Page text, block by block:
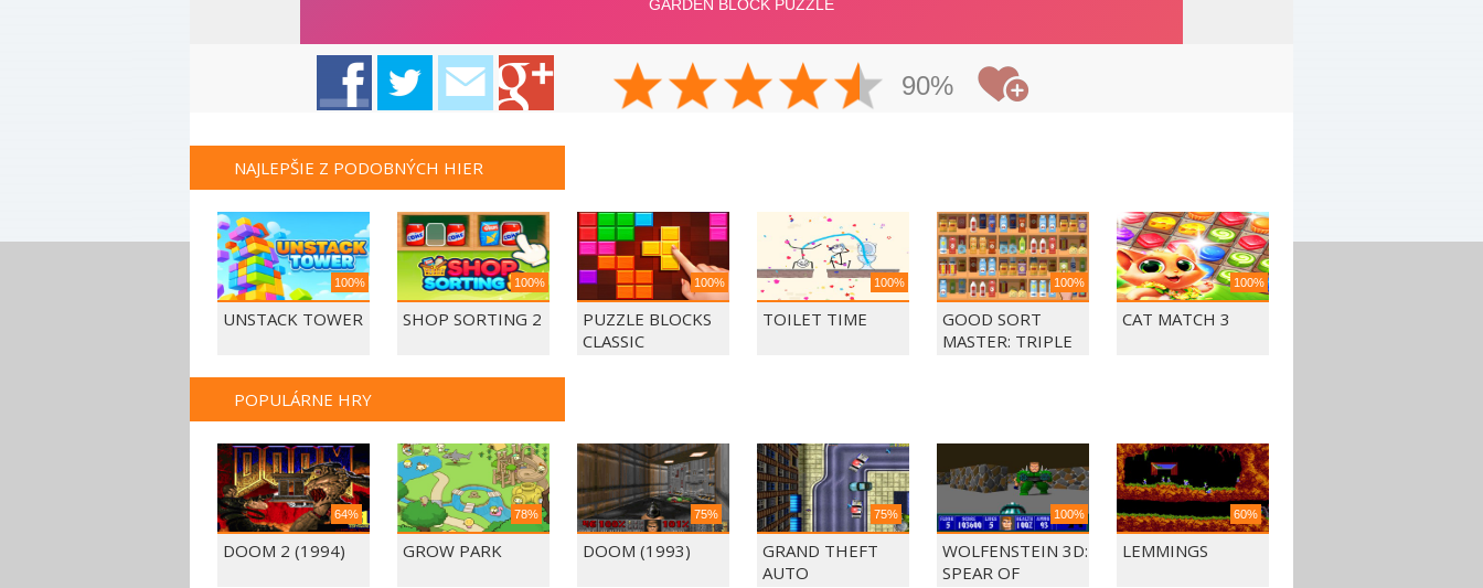
90%
NAJLEPŠIE Z PODOBNÝCH HIER
100%
UNSTACK TOWER
100%
SHOP SORTING 2
100%
PUZZLE BLOCKS
CLASSIC
100%
TOILET TIME
100%
GOOD SORT
MASTER: TRIPLE
100%
CAT MATCH 3
POPULÁRNE HRY
64%
DOOM 2 (1994)
78%
GROW PARK
75%
DOOM (1993)
75%
GRAND THEFT
AUTO
100%
WOLFENSTEIN 3D:
SPEAR OF
60%
LEMMINGS